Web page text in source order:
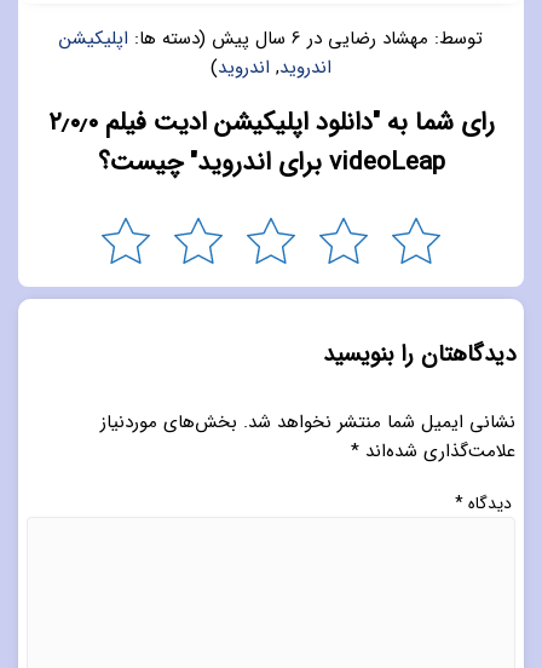
توسط: مهشاد رضایی در 6 سال پیش (دسته ها: اپلیکیشن
اندروید, اندروید)
رای شما به "دانلود اپلیکیشن ادیت فیلم ۲٫۰٫۰
videoLeap برای اندروید" چیست؟
دیدگاهتان را بنویسید
نشانی ایمیل شما منتشر نخواهد شد. بخش‌های موردنیاز
علامت‌گذاری شده‌اند *
دیدگاه*